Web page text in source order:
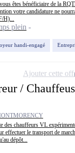
êtes bénéficiaire de la
votre candidature ne
H)...
plein
handi-engagé
/
des chauffeurs VL
effectuer le transport de
dépôt...
Ajouter cette